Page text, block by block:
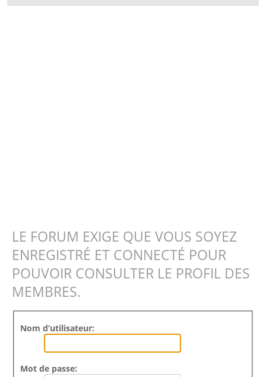
LE FORUM EXIGE QUE VOUS SOYEZ
ENREGISTRÉ ET CONNECTÉ POUR
POUVOIR CONSULTER LE PROFIL DES
MEMBRES.
Nom d’utilisateur:
Mot de passe: